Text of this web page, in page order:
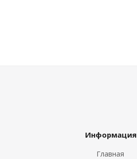
Информация
Главная